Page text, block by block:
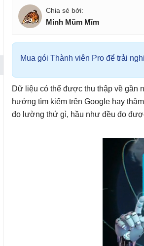
Minh Mũm Mĩm
Mua gói Thành viên Pro để trải
Dữ liệu có thể được thu thập về gần
hướng tìm kiếm trên Google hay
đo lường thứ gì, hầu như đều đo